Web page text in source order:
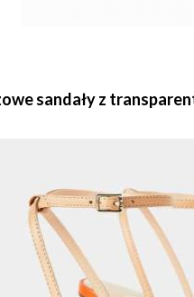
sandały z